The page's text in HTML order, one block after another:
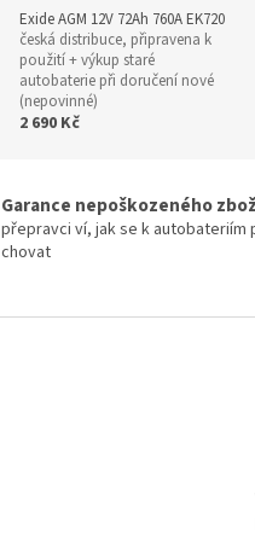
Exide AGM 12V 72Ah 760A EK720
česká distribuce, připravena k
použití + výkup staré
autobaterie při doručení nové
(nepovinné)
2 690 Kč
Garance nepoškozeného
přepravci ví, jak se k autobateriím
chovat